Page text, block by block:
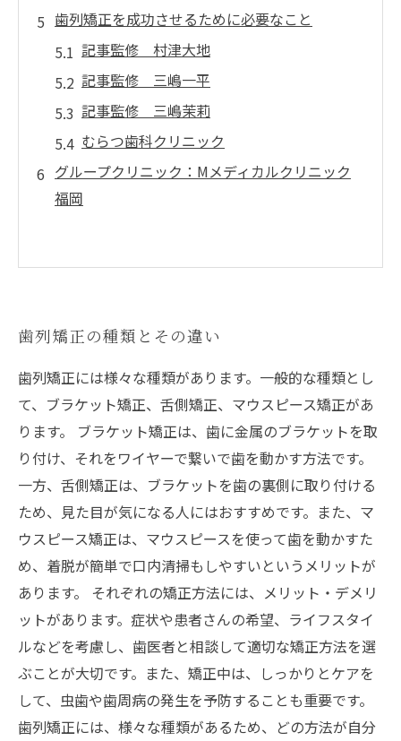
歯列矯正を成功させるために必要なこと
記事監修 村津大地
記事監修 三嶋一平
記事監修 三嶋茉莉
むらつ歯科クリニック
グループクリニック：Mメディカルクリニック
福岡
歯列矯正の種類とその違い
歯列矯正には様々な種類があります。一般的な種類とし
て、ブラケット矯正、舌側矯正、マウスピース矯正があ
ります。 ブラケット矯正は、歯に金属のブラケットを取
り付け、それをワイヤーで繋いで歯を動かす方法です。
一方、舌側矯正は、ブラケットを歯の裏側に取り付ける
ため、見た目が気になる人にはおすすめです。また、マ
ウスピース矯正は、マウスピースを使って歯を動かすた
め、着脱が簡単で口内清掃もしやすいというメリットが
あります。 それぞれの矯正方法には、メリット・デメリ
ットがあります。症状や患者さんの希望、ライフスタイ
ルなどを考慮し、歯医者と相談して適切な矯正方法を選
ぶことが大切です。また、矯正中は、しっかりとケアを
して、虫歯や歯周病の発生を予防することも重要です。
歯列矯正には、様々な種類があるため、どの方法が自分